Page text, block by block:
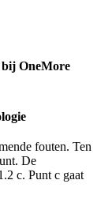
OneMore
fouten. Ten
De
c. Punt c gaat